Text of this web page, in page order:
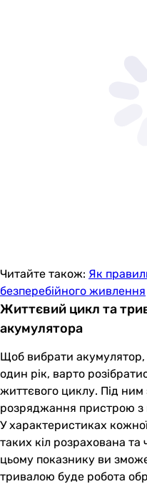
Читайте також: Як
безперебійного живлення
Життєвий цикл та
акумулятора
Щоб вибрати
один рік, варто
життєвого циклу. Під ним
розряджання пристрою
У характеристиках
таких кіл розрахована
цьому показнику ви
тривалою буде робота